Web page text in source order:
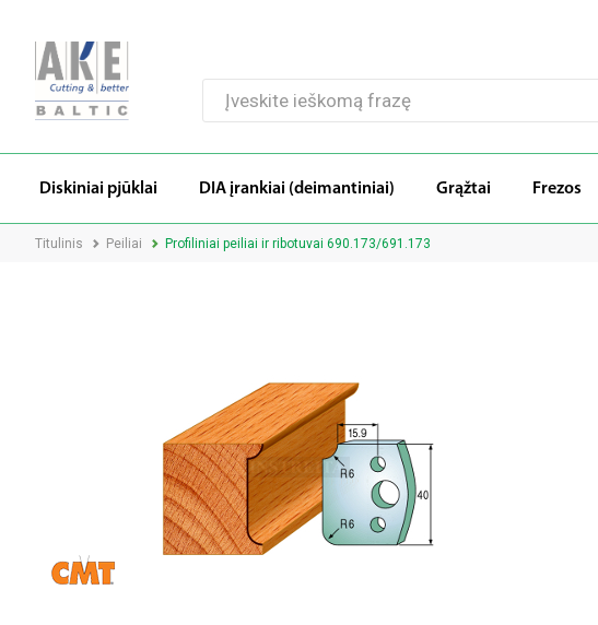
Diskiniai pjūklai DIA įrankiai (deimantiniai) Grąžtai Frezos
Titulinis Peiliai Profiliniai peiliai ir ribotuvai 690.173/691.173